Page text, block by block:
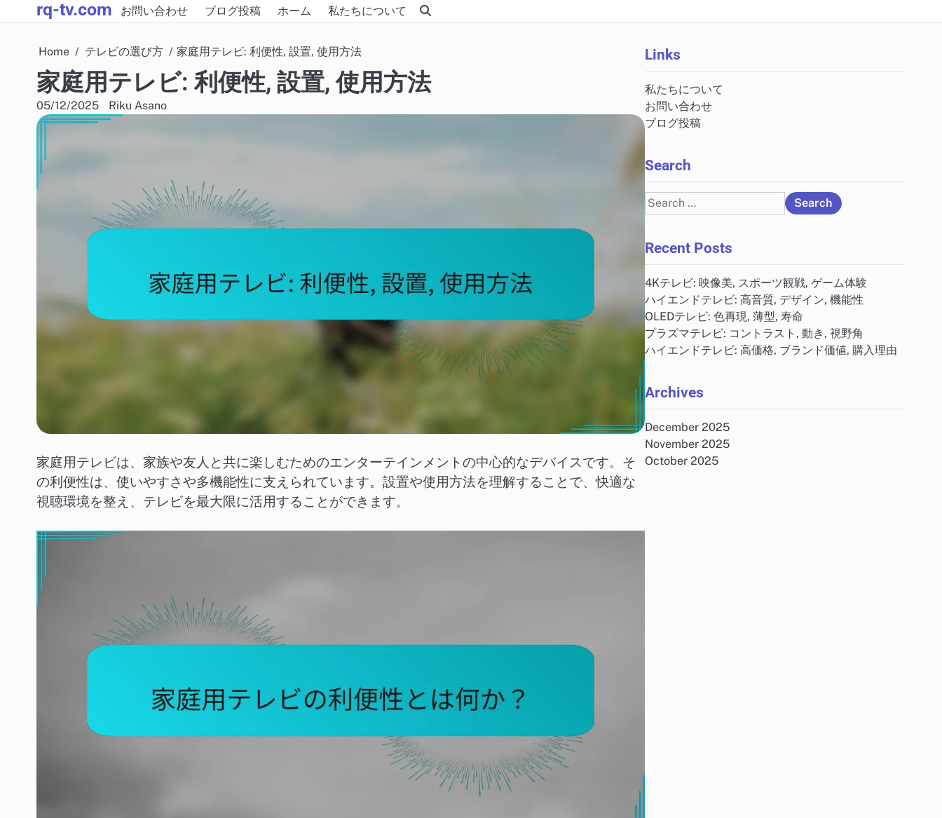
to
rq-tv.com お問い合わせ ブログ投稿 ホーム 私たちについて
Home テレビの選び方 家庭用テレビ: 利便性, 設置, 使用方法
家庭用テレビ: 利便性, 設置, 使用方法
05/12/2025 Riku Asano
家庭用テレビは、家族や友人と共に楽しむためのエンターテインメントの中心的なデバイスです。そ
の利便性は、使いやすさや多機能性に支えられています。設置や使用方法を理解することで、快適な
視聴環境を整え、テレビを最大限に活用することができます。
Links
私たちについて
お問い合わせ
ブログ投稿
Search
Search
for:
Recent Posts
4Kテレビ: 映像美, スポーツ観戦, ゲーム体験
ハイエンドテレビ: 高音質, デザイン, 機能性
OLEDテレビ: 色再現, 薄型, 寿命
プラズマテレビ: コントラスト, 動き, 視野角
ハイエンドテレビ: 高価格, ブランド価値, 購入理由
Archives
December 2025
November 2025
October 2025